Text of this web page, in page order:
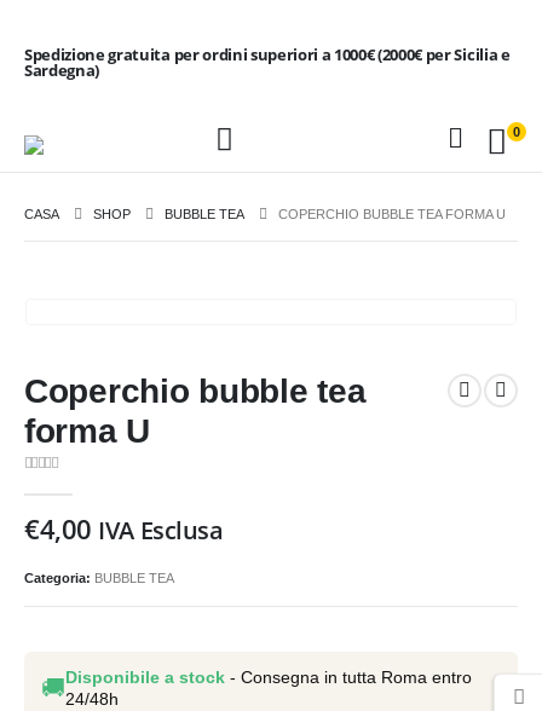
Spedizione gratuita per ordini superiori a 1000€ (2000€ per Sicilia e
Sardegna)
0
CASA SHOP BUBBLE TEA COPERCHIO BUBBLE TEA FORMA U
Coperchio bubble tea
forma U
€4,00 IVA Esclusa
Categoria: BUBBLE TEA
🚚Disponibile a stock - Consegna in tutta Roma entro
24/48h